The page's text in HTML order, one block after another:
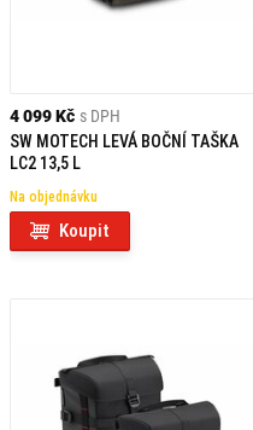
4 099 Kč s DPH
SW MOTECH LEVÁ BOČNÍ TAŠKA
LC2 13,5 L
Na objednávku
Koupit